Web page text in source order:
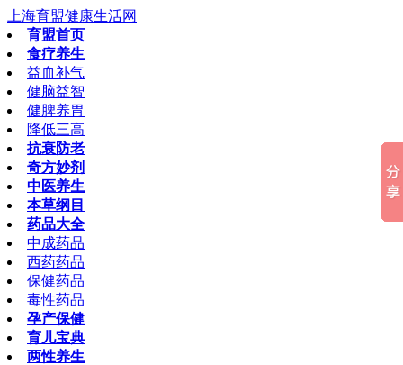
上海育盟健康生活网
育盟首页
食疗养生
益血补气
健脑益智
健脾养胃
降低三高
抗衰防老
奇方妙剂
中医养生
本草纲目
药品大全
中成药品
西药药品
保健药品
毒性药品
孕产保健
育儿宝典
两性养生